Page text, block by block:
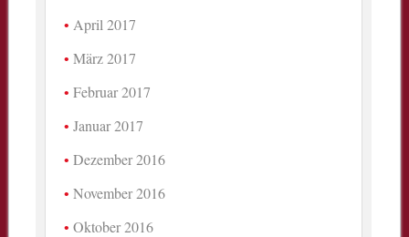
April 2017
März 2017
Februar 2017
Januar 2017
Dezember 2016
November 2016
Oktober 2016